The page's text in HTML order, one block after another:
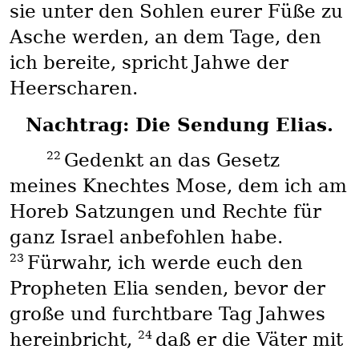
sie unter den Sohlen eurer Füße zu
Asche werden, an dem Tage, den
ich bereite, spricht Jahwe der
Heerscharen.
Nachtrag: Die Sendung Elias.
22 Gedenkt an das Gesetz
meines Knechtes Mose, dem ich am
Horeb Satzungen und Rechte für
ganz Israel anbefohlen habe.
23 Fürwahr, ich werde euch den
Propheten Elia senden, bevor der
große und furchtbare Tag Jahwes
hereinbricht,
24 daß er die Väter mit